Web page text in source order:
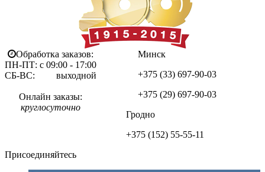
Обработка заказов:
ПН-ПТ: с 09:00 - 17:00
СБ-ВС: выходной
Онлайн заказы:
круглосуточно
Минск
+375 (33) 697-90-03
+375 (29) 697-90-03
Гродно
+375 (152) 55-55-11
Присоединяйтесь